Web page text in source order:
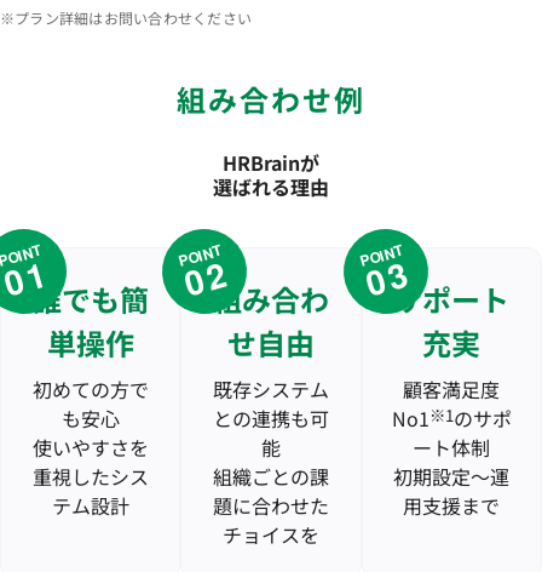
※プラン詳細はお問い合わせください
組み合わせ例
HRBrainが
選ばれる理由
誰でも簡
単操作
初めての方で
も安心
使いやすさを
重視したシス
テム設計
POINT
02組み合わ
せ自由
既存システム
との連携も可
能
組織ごとの課
題に合わせた
チョイスを
POINT
03サポート
充実
顧客満足度
No1※1のサポ
ート体制
初期設定〜運
用支援まで